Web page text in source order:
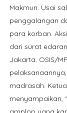
Makmun. Usai
penggalangan
para korban.
dari surat
Jakarta. OSIS/
madrasah.
menyampaikan,